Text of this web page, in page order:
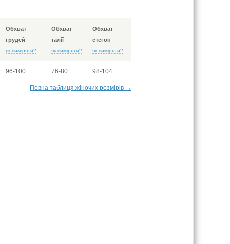
Обхват
грудей
як виміряти?
Обхват
талії
як виміряти?
Обхват
стегон
як виміряти?
96-100 76-80 98-104
Повна таблиця жіночих розмірів →